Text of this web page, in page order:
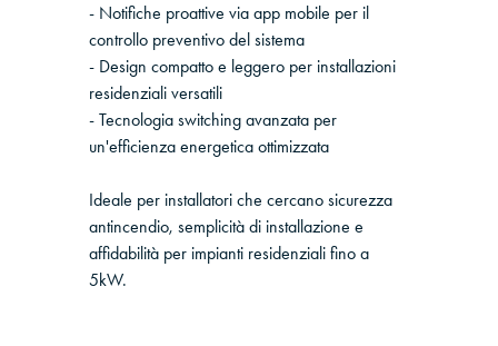
- Notifiche proattive via app mobile per il
controllo preventivo del sistema
- Design compatto e leggero per installazioni
residenziali versatili
- Tecnologia switching avanzata per
un'efficienza energetica ottimizzata
Ideale per installatori che cercano sicurezza
antincendio, semplicità di installazione e
affidabilità per impianti residenziali fino a
5kW.